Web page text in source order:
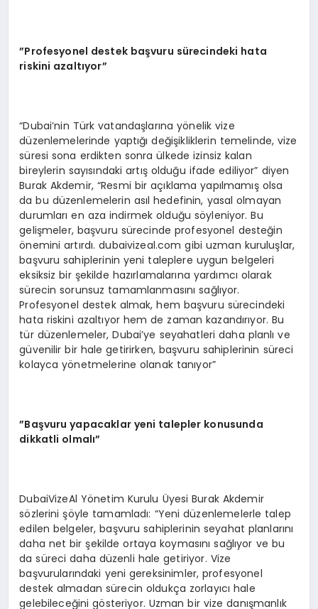
”Profesyonel destek başvuru sürecindeki hata
riskini azaltıyor”
“Dubai’nin Türk vatandaşlarına yönelik vize
düzenlemelerinde yaptığı değişikliklerin temelinde, vize
süresi sona erdikten sonra ülkede izinsiz kalan
bireylerin sayısındaki artış olduğu ifade ediliyor” diyen
Burak Akdemir, “Resmi bir açıklama yapılmamış olsa
da bu düzenlemelerin asıl hedefinin, yasal olmayan
durumları en aza indirmek olduğu söyleniyor. Bu
gelişmeler, başvuru sürecinde profesyonel desteğin
önemini artırdı. dubaivizeal.com gibi uzman kuruluşlar,
başvuru sahiplerinin yeni taleplere uygun belgeleri
eksiksiz bir şekilde hazırlamalarına yardımcı olarak
sürecin sorunsuz tamamlanmasını sağlıyor.
Profesyonel destek almak, hem başvuru sürecindeki
hata riskini azaltıyor hem de zaman kazandırıyor. Bu
tür düzenlemeler, Dubai’ye seyahatleri daha planlı ve
güvenilir bir hale getirirken, başvuru sahiplerinin süreci
kolayca yönetmelerine olanak tanıyor”
”Başvuru yapacaklar yeni talepler konusunda
dikkatli olmalı”
DubaiVizeAl Yönetim Kurulu Üyesi Burak Akdemir
sözlerini şöyle tamamladı: “Yeni düzenlemelerle talep
edilen belgeler, başvuru sahiplerinin seyahat planlarını
daha net bir şekilde ortaya koymasını sağlıyor ve bu
da süreci daha düzenli hale getiriyor. Vize
başvurularındaki yeni gereksinimler, profesyonel
destek almadan sürecin oldukça zorlayıcı hale
gelebileceğini gösteriyor. Uzman bir vize danışmanlık